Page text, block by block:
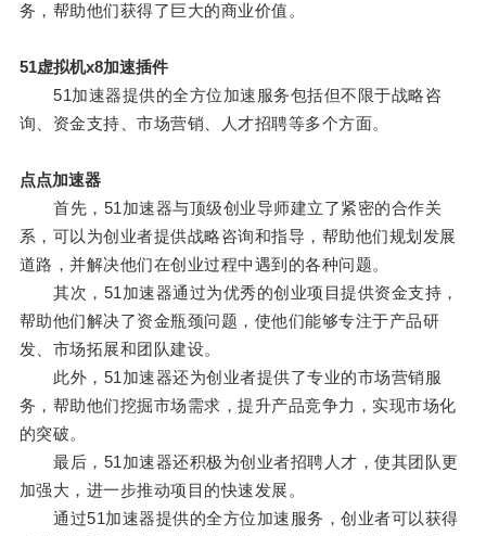
务，帮助他们获得了巨大的商业价值。
51虚拟机x8加速插件
51加速器提供的全方位加速服务包括但不限于战略咨
询、资金支持、市场营销、人才招聘等多个方面。
点点加速器
首先，51加速器与顶级创业导师建立了紧密的合作关
系，可以为创业者提供战略咨询和指导，帮助他们规划发展
道路，并解决他们在创业过程中遇到的各种问题。
其次，51加速器通过为优秀的创业项目提供资金支持，
帮助他们解决了资金瓶颈问题，使他们能够专注于产品研
发、市场拓展和团队建设。
此外，51加速器还为创业者提供了专业的市场营销服
务，帮助他们挖掘市场需求，提升产品竞争力，实现市场化
的突破。
最后，51加速器还积极为创业者招聘人才，使其团队更
加强大，进一步推动项目的快速发展。
通过51加速器提供的全方位加速服务，创业者可以获得